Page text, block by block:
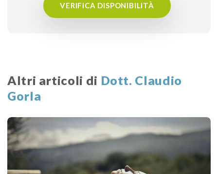
VERIFICA DISPONIBILITÀ
Altri articoli di Dott. Claudio
Gorla